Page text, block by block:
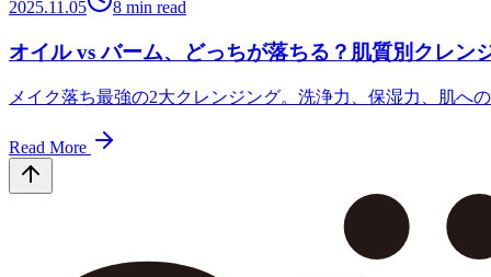
2025.11.05 8 min read
オイル vs バーム、どっちが落ちる？肌質別クレン
メイク落ち最強の2大クレンジング。洗浄力、保湿力、肌へ
Read More